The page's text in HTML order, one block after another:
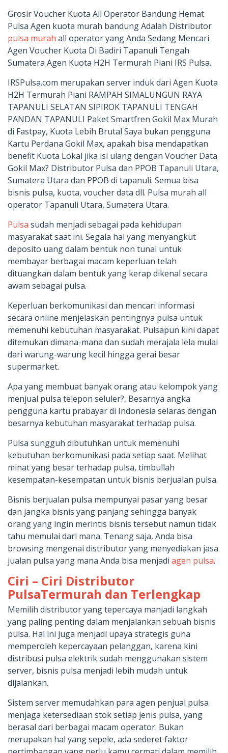
Grosir Voucher Kuota All Operator Bandung Hemat
Pulsa Agen kuota murah bandung Adalah Distributor
pulsa murah all operator yang Anda Sedang Mencari
Agen Voucher Kuota Di Badiri Tapanuli Tengah
Sumatera Agen Kuota H2H Termurah Piani IRS Pulsa.
IRSPulsa.com merupakan server induk dari Agen Kuota
H2H Termurah Piani RAMPAH SIMALUNGUN RAYA
TAPANULI SELATAN SIPIROK TAPANULI TENGAH
PANDAN TAPANULI Paket Smartfren Gokil Max Murah
di Fastpay, Kuota Lebih Brutal Saya bukan pengguna
Kartu Perdana Gokil Max, apakah bisa mendapatkan
benefit Kuota Lokal jika isi ulang dengan Voucher Data
Gokil Max? Distributor Pulsa dan PPOB Tapanuli Utara,
Sumatera Utara dan PPOB di tapanuli. Semua bisa
bisnis pulsa, kuota, voucher data dll. Pulsa murah all
operator Tapanuli Utara, Sumatera Utara.
Pulsa sudah menjadi sebagai pada kehidupan
masyarakat saat ini. Segala hal yang menyangkut
deposito uang dalam bentuk non tunai untuk
membayar berbagai macam keperluan telah
dituangkan dalam bentuk yang kerap dikenal secara
awam sebagai pulsa.
Keperluan berkomunikasi dan mencari informasi
secara online menjelaskan pentingnya pulsa untuk
memenuhi kebutuhan masyarakat. Pulsapun kini dapat
ditemukan dimana-mana dan sudah merajala lela mulai
dari warung-warung kecil hingga gerai besar
supermarket.
Apa yang membuat banyak orang atau kelompok yang
menjual pulsa telepon seluler?, Besarnya angka
pengguna kartu prabayar di Indonesia selaras dengan
besarnya kebutuhan masyarakat terhadap pulsa.
Pulsa sungguh dibutuhkan untuk memenuhi
kebutuhan berkomunikasi pada setiap saat. Melihat
minat yang besar terhadap pulsa, timbullah
kesempatan-kesempatan untuk bisnis berjualan pulsa.
Bisnis berjualan pulsa mempunyai pasar yang besar
dan jangka bisnis yang panjang sehingga banyak
orang yang ingin merintis bisnis tersebut namun tidak
tahu memulai dari mana. Tenang saja, Anda bisa
browsing mengenai distributor yang menyediakan jasa
jualan pulsa yang mana Anda bisa menjadi agen pulsa.
Ciri – Ciri Distributor
PulsaTermurah dan Terlengkap
Memilih distributor yang tepercaya manjadi langkah
yang paling penting dalam menjalankan sebuah bisnis
pulsa. Hal ini juga menjadi upaya strategis guna
memperoleh kepercayaan pelanggan, karena kini
distribusi pulsa elektrik sudah menggunakan sistem
server, bisnis pulsa menjadi lebih mudah untuk
dijalankan.
Sistem server memudahkan para agen penjual pulsa
menjaga ketersediaan stok setiap jenis pulsa, yang
berasal dari berbagai macam operator. Bukan
merupakan hal yang sepele, ada sederet faktor